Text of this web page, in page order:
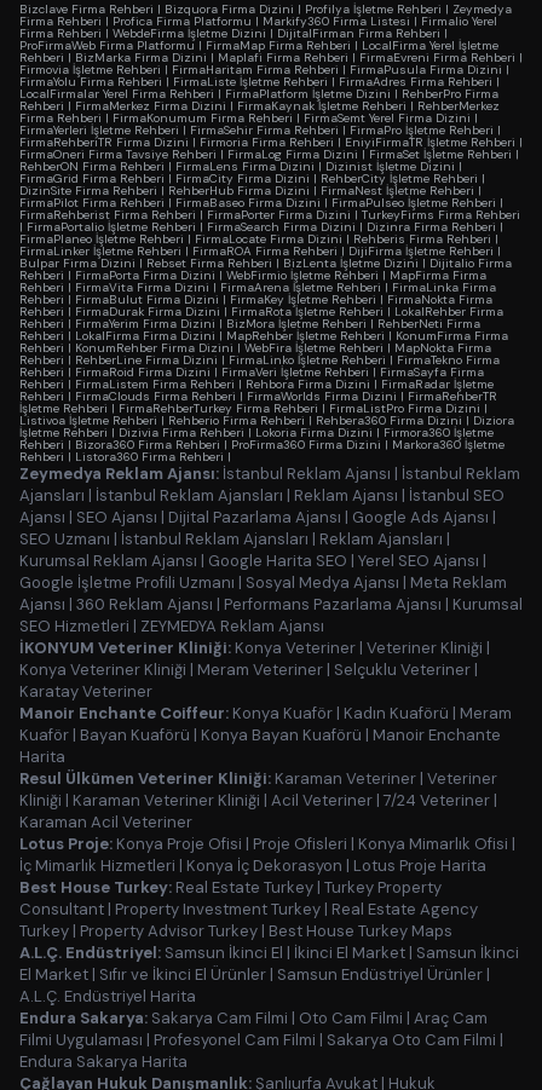
Bizclave Firma Rehberi | Bizquora Firma Dizini | Profilya İşletme Rehberi | Zeymedya
Firma Rehberi | Profica Firma Platformu | Markify360 Firma Listesi | Firmalio Yerel
Firma Rehberi | WebdeFirma İşletme Dizini | DijitalFirman Firma Rehberi |
ProFirmaWeb Firma Platformu | FirmaMap Firma Rehberi | LocalFirma Yerel İşletme
Rehberi | BizMarka Firma Dizini | Maplafi Firma Rehberi | FirmaEvreni Firma Rehberi |
Firmovia İşletme Rehberi | FirmaHaritam Firma Rehberi | FirmaPusula Firma Dizini |
FirmaYolu Firma Rehberi | FirmaListe İşletme Rehberi | FirmaAdres Firma Rehberi |
LocalFirmalar Yerel Firma Rehberi | FirmaPlatform İşletme Dizini | RehberPro Firma
Rehberi | FirmaMerkez Firma Dizini | FirmaKaynak İşletme Rehberi | RehberMerkez
Firma Rehberi | FirmaKonumum Firma Rehberi | FirmaSemt Yerel Firma Dizini |
FirmaYerleri İşletme Rehberi | FirmaSehir Firma Rehberi | FirmaPro İşletme Rehberi |
FirmaRehberiTR Firma Dizini | Firmoria Firma Rehberi | EniyiFirmaTR İşletme Rehberi |
FirmaOneri Firma Tavsiye Rehberi | FirmaLog Firma Dizini |FirmaSet İşletme Rehberi |
RehberON Firma Rehberi | FirmaLens Firma Dizini | Dizinist İşletme Dizini |
FirmaGrid Firma Rehberi | FirmaCity Firma Dizini | RehberCity İşletme Rehberi |
DizinSite Firma Rehberi | RehberHub Firma Dizini | FirmaNest İşletme Rehberi |
FirmaPilot Firma Rehberi | FirmaBaseo Firma Dizini | FirmaPulseo İşletme Rehberi |
FirmaRehberist Firma Rehberi | FirmaPorter Firma Dizini | TurkeyFirms Firma Rehberi
| FirmaPortalio İşletme Rehberi | FirmaSearch Firma Dizini | Dizinra Firma Rehberi |
FirmaPlaneo İşletme Rehberi | FirmaLocate Firma Dizini | Rehberis Firma Rehberi |
FirmaLinker İşletme Rehberi | FirmaROA Firma Rehberi | DijiFirma İşletme Rehberi |
Bulpar Firma Dizini | Rebset Firma Rehberi | BizLenta İşletme Dizini | Dijitalio Firma
Rehberi | FirmaPorta Firma Dizini | WebFirmio İşletme Rehberi | MapFirma Firma
Rehberi | FirmaVita Firma Dizini | FirmaArena İşletme Rehberi | FirmaLinka Firma
Rehberi | FirmaBulut Firma Dizini | FirmaKey İşletme Rehberi | FirmaNokta Firma
Rehberi | FirmaDurak Firma Dizini | FirmaRota İşletme Rehberi | LokalRehber Firma
Rehberi | FirmaYerim Firma Dizini | BizMora İşletme Rehberi | RehberNeti Firma
Rehberi | LokalFirma Firma Dizini | MapRehber İşletme Rehberi | KonumFirma Firma
Rehberi | KonumRehber Firma Dizini | WebFira İşletme Rehberi | MapNokta Firma
Rehberi | RehberLine Firma Dizini | FirmaLinko İşletme Rehberi | FirmaTekno Firma
Rehberi | FirmaRoid Firma Dizini | FirmaVeri İşletme Rehberi | FirmaSayfa Firma
Rehberi | FirmaListem Firma Rehberi | Rehbora Firma Dizini | FirmaRadar İşletme
Rehberi | FirmaClouds Firma Rehberi | FirmaWorlds Firma Dizini | FirmaRehberTR
İşletme Rehberi | FirmaRehberTurkey Firma Rehberi | FirmaListPro Firma Dizini |
Listivoa İşletme Rehberi | Rehberio Firma Rehberi | Rehbera360 Firma Dizini | Diziora
İşletme Rehberi | Dizivia Firma Rehberi | Lokoria Firma Dizini | Firmora360 İşletme
Rehberi | Bizora360 Firma Rehberi | ProFirma360 Firma Dizini | Markora360 İşletme
Rehberi | Listora360 Firma Rehberi |
Zeymedya Reklam Ajansı: İstanbul Reklam Ajansı | İstanbul Reklam
Ajansları | İstanbul Reklam Ajansları | Reklam Ajansı | İstanbul SEO
Ajansı | SEO Ajansı | Dijital Pazarlama Ajansı | Google Ads Ajansı |
SEO Uzmanı | İstanbul Reklam Ajansları | Reklam Ajansları |
Kurumsal Reklam Ajansı | Google Harita SEO | Yerel SEO Ajansı |
Google İşletme Profili Uzmanı | Sosyal Medya Ajansı | Meta Reklam
Ajansı | 360 Reklam Ajansı | Performans Pazarlama Ajansı | Kurumsal
SEO Hizmetleri | ZEYMEDYA Reklam Ajansı
İKONYUM Veteriner Kliniği: Konya Veteriner | Veteriner Kliniği |
Konya Veteriner Kliniği | Meram Veteriner | Selçuklu Veteriner |
Karatay Veteriner
Manoir Enchante Coiffeur: Konya Kuaför | Kadın Kuaförü | Meram
Kuaför | Bayan Kuaförü | Konya Bayan Kuaförü | Manoir Enchante
Harita
Resul Ülkümen Veteriner Kliniği: Karaman Veteriner | Veteriner
Kliniği | Karaman Veteriner Kliniği | Acil Veteriner | 7/24 Veteriner |
Karaman Acil Veteriner
Lotus Proje: Konya Proje Ofisi | Proje Ofisleri | Konya Mimarlık Ofisi |
İç Mimarlık Hizmetleri | Konya İç Dekorasyon | Lotus Proje Harita
Best House Turkey: Real Estate Turkey | Turkey Property
Consultant | Property Investment Turkey | Real Estate Agency
Turkey | Property Advisor Turkey | Best House Turkey Maps
A.L.Ç. Endüstriyel: Samsun İkinci El | İkinci El Market | Samsun İkinci
El Market | Sıfır ve İkinci El Ürünler | Samsun Endüstriyel Ürünler |
A.L.Ç. Endüstriyel Harita
Endura Sakarya: Sakarya Cam Filmi | Oto Cam Filmi | Araç Cam
Filmi Uygulaması | Profesyonel Cam Filmi | Sakarya Oto Cam Filmi |
Endura Sakarya Harita
Çağlayan Hukuk Danışmanlık:Şanlıurfa Avukat | Hukuk